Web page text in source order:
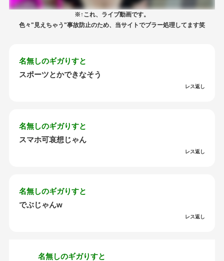
※↑これ、ライブ動画です。
色々"見えちゃう"事故防止のため、当サイトでブラー処理してます笑
名無しのギガりすと
スポーツとかできなそう
レス返し
名無しのギガりすと
スマホ可哀想じゃん
レス返し
名無しのギガりすと
でぶじゃんw
レス返し
名無しのギガりすと